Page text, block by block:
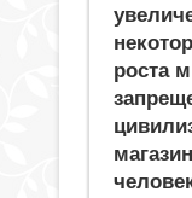
роста